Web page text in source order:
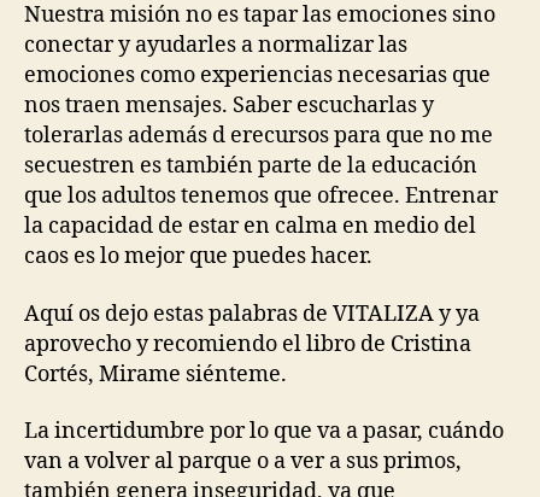
Nuestra misión no es tapar las emociones sino
conectar y ayudarles a normalizar las
emociones como experiencias necesarias que
nos traen mensajes. Saber escucharlas y
tolerarlas además d erecursos para que no me
secuestren es también parte de la educación
que los adultos tenemos que ofrecee. Entrenar
la capacidad de estar en calma en medio del
caos es lo mejor que puedes hacer.
Aquí os dejo estas palabras de VITALIZA y ya
aprovecho y recomiendo el libro de Cristina
Cortés, Mirame siénteme.
La incertidumbre por lo que va a pasar, cuándo
van a volver al parque o a ver a sus primos,